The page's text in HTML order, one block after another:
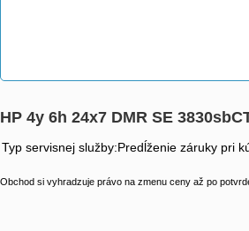
HP 4y 6h 24x7 DMR SE
Typ servisnej služby:Predĺženie záruky pri
Obchod si vyhradzuje právo na zmenu ceny až po